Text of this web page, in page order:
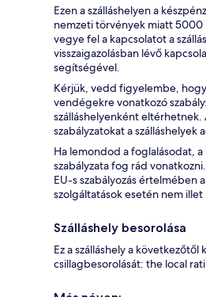
Ezen a szálláshelyen a
nemzeti törvények miatt 5000
vegye fel a kapcsolatot a
visszaigazolásban lévő
segítségével.
Kérjük, vedd figyelembe, hogy
vendégekre vonatkozó
szálláshelyenként
szabályzatokat a szálláshelyek
Ha lemondod a foglalásodat,
szabályzata fog rád
EU-s szabályozás értelmében
szolgáltatások esetén nem illet
Szálláshely besorolása
Ez a szálláshely a következőtől
csillagbesorolását: the local